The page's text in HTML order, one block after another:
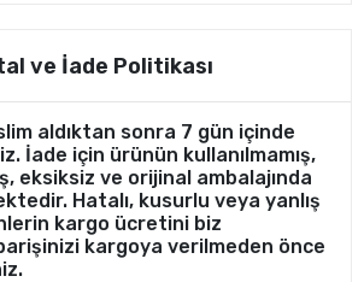
ve İade Politikası
aldıktan sonra 7 gün içinde
İade için ürünün kullanılmamış,
eksiksiz ve orijinal ambalajında
Hatalı, kusurlu veya yanlış
kargo ücretini biz
kargoya verilmeden önce